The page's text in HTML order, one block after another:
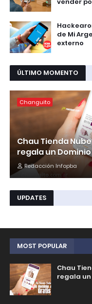
de Mi
externo
ÚLTIMO MOMENTO
Changuito
Chau Tienda
regala un
Redacción Infopba
UPDATES
MOST POPULAR
Chau
regala un